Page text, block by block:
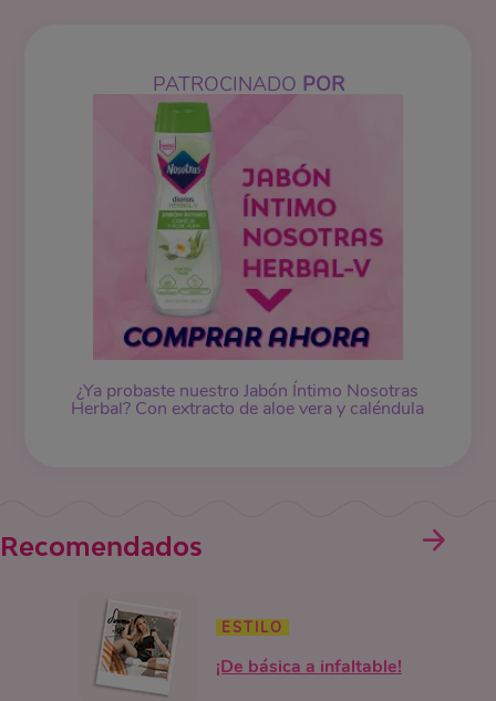
PATROCINADO POR
¿Ya probaste nuestro Jabón Íntimo Nosotras
Herbal? Con extracto de aloe vera y caléndula
Recomendados
ESTILO
¡De básica a infaltable!